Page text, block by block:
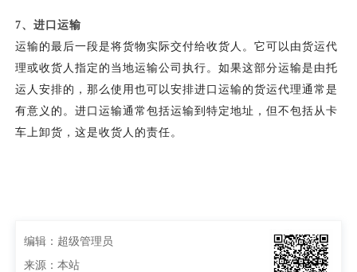
7、 进口运输
运输的最后一段是将货物实际交付给收货人。它可以由货运代
理或收货人指定的当地运输公司执行。如果这部分运输是由托
运人安排的，那么使用也可以安排进口运输的货运代理通常是
有意义的。进口运输通常包括运输到特定地址，但不包括从卡
车上卸货，这是收货人的责任。
编辑：超级管理员
来源：本站